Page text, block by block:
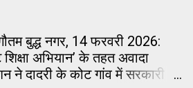
बुद्ध नगर, 14 फरवरी 2026:
शिक्षा अभियान’ के तहत अवादा
ने दादरी के कोट गांव में सरकारी